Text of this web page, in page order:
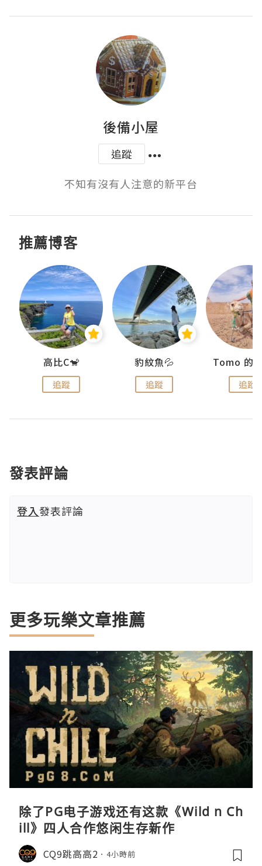
後備小屋
追蹤
不知有沒有人注意的新平台
推薦博客
高比C🐒
追蹤
豹紋魚💦
追蹤 追蹤
發表評論
登入發表評論
更多玩樂文章推薦
除了PG电子游戏还有这款《Wild n Ch
ill》四人合作悠闲生存新作
CQ9跳高高2 4小時前